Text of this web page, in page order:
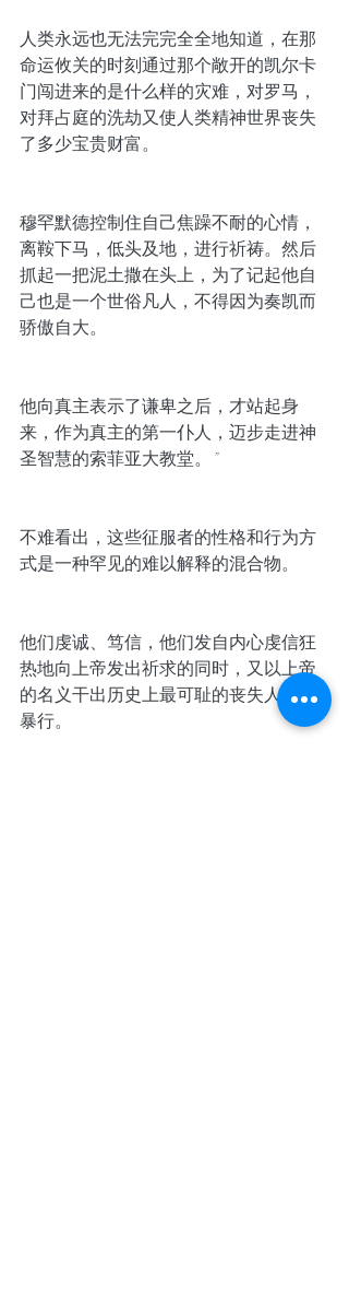
人类永远也无法完完全全地知道，在那
命运攸关的时刻通过那个敞开的凯尔卡
门闯进来的是什么样的灾难，对罗马，
对拜占庭的洗劫又使人类精神世界丧失
了多少宝贵财富。
穆罕默德控制住自己焦躁不耐的心情，
离鞍下马，低头及地，进行祈祷。然后
抓起一把泥土撒在头上，为了记起他自
己也是一个世俗凡人，不得因为奏凯而
骄傲自大。
他向真主表示了谦卑之后，才站起身
来，作为真主的第一仆人，迈步走进神
圣智慧的索菲亚大教堂。
”
不难看出，这些征服者的性格和行为方
式是一种罕见的难以解释的混合物。
他们虔诚、笃信，他们发自内心虔信狂
热地向上帝发出祈求的同时，又以上帝
的名义干出历史上最可耻的丧失人性的
暴行。